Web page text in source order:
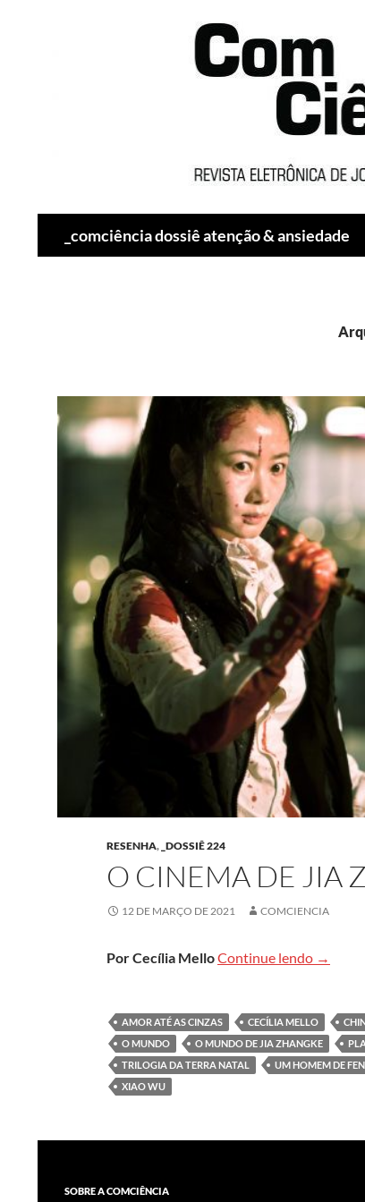
_comciência dossiê atenção & ansiedade
RESENHA, _DOSSIÊ 224
O CINEMA DE JIA
12 DE MARÇO DE 2021 COMCIENCIA
Por Cecília MelloContinue lendo O
→
AMOR ATÉ AS CINZAS CECÍLIA MELLO
O MUNDO
O MUNDO DE JIA ZHANGKE
TRILOGIA DA TERRA NATAL
UM HOMEM DE
XIAO WU
SOBRE A COMCIÊNCIA